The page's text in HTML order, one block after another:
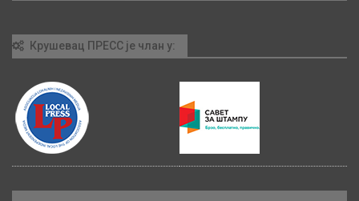
Крушевац ПРЕСС је члан у: